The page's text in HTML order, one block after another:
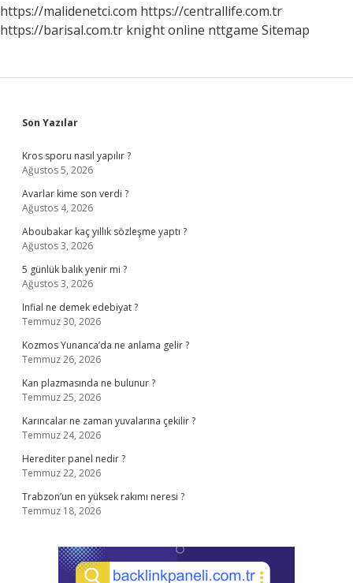
https://malidenetci.com https://centrallife.com.tr
https://barisal.com.tr knight online nttgame Sitemap
Sidebar
Son Yazılar
Kros sporu nasıl yapılır ?
Ağustos 5, 2026
Avarlar kime son verdi ?
Ağustos 4, 2026
Aboubakar kaç yıllık sözleşme yaptı ?
Ağustos 3, 2026
5 günlük balık yenir mi ?
Ağustos 3, 2026
Infial ne demek edebiyat ?
Temmuz 30, 2026
Kozmos Yunanca’da ne anlama gelir ?
Temmuz 26, 2026
Kan plazmasında ne bulunur ?
Temmuz 25, 2026
Karıncalar ne zaman yuvalarına çekilir ?
Temmuz 24, 2026
Herediter panel nedir ?
Temmuz 22, 2026
Trabzon’un en yüksek rakımı neresi ?
Temmuz 18, 2026